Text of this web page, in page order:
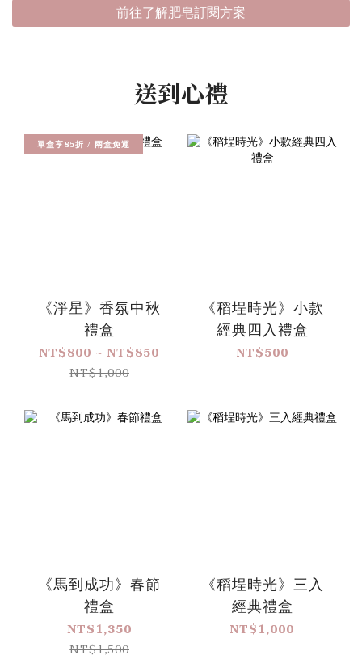
前往了解肥皂訂閱方案
送到心禮
單盒享85折 / 兩盒免運
《淨星》香氛中秋
禮盒
NT$800 ~ NT$850
NT$1,000
《稻埕時光》小款
經典四入禮盒
NT$500
《馬到成功》春節
禮盒
NT$1,350
NT$1,500
《稻埕時光》三入
經典禮盒
NT$1,000